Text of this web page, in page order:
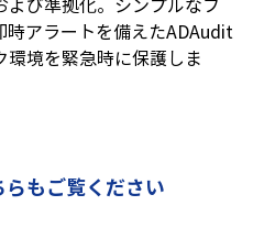
時アラートを備えたADAudit
境を緊急時に保護しま
もご覧ください